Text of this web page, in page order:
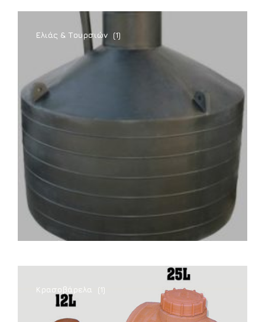
Ελιάς & Τουρσιών (1)
Κρασοβάρελα (1)